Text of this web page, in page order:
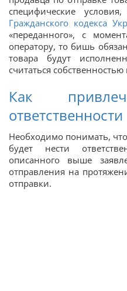
специфические
Гражданского кодекса
«переданного», с
оператору, то бишь
товара будут
считаться собственностью
Как
ответственности
Необходимо понимать,
будет нести
описанного выше
отправления на
отправки.